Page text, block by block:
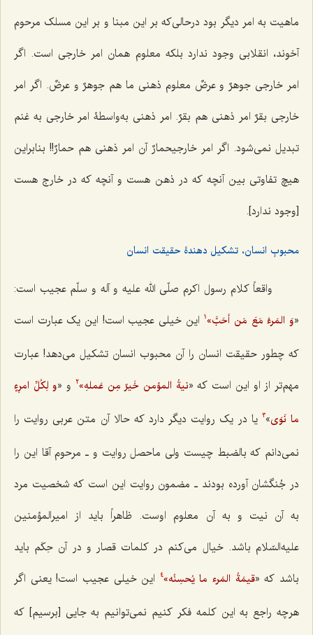
ماهیت به امر دیگر بود درحالی‌که بر این مبنا و بر این مسلک مرحوم
آخوند، انقلابی وجود ندارد بلکه معلوم همان امر خارجی است. اگر
امر خارجی جوهرٌ و عرضٌ معلوم ذهنی ما هم جوهرٌ و عرضٌ. اگر امر
خارجی بقرٌ امر ذهنی هم بقرٌ. امر ذهنی به‌واسطۀ امر خارجی به غنم
تبدیل نمی‌شود. اگر امر خارجیحمارٌ آن امر ذهنی هم حمارٌ!! بنابراین
هیچ تفاوتی بین آنچه که در ذهن هست و آنچه که در خارج هست
[وجود ندارد].
محبوبِ انسان، تشکیل دهندۀ حقیقت انسان
واقعاً کلام رسول اکرم صلّی الله علیه و آله و سلّم عجیب است:
«وَ المَرءُ مَعَ مَن أحَبَّ»1
این خیلی عجیب است! این یک عبارت است
که چطور حقیقت انسان را آن محبوب انسان تشکیل می‌دهد! عبارت
مهم‌تر از او این است که «نیةُ المؤمن خَیرٌ مِن عَملهِ»2 و «و لِکُلِّ امرِءٍ
ما نَوَی»
3
یا در یک روایت دیگر دارد که حالا آن متن عربی روایت را
نمی‌دانم که بالضبط چیست ولی ماحصل روایت و ـ مرحوم آقا این را
در جُنگشان آورده بودند ـ مضمون روایت این است که شخصیت مرد
به آن نیت و به آن معلوم اوست. ظاهراً باید از امیرالمؤمنین
علیه‌السّلام باشد. خیال می‌کنم در کلمات قصار و در آن حِکَم باید
باشد که «قیمَةُ المَرء ما یُحسِنُه»4
این خیلی عجیب است! یعنی اگر
هرچه راجع به این کلمه فکر کنیم نمی‌توانیم به جایی [برسیم] که